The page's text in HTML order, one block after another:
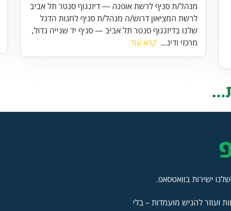
מנהל/ת סניף לרשת אופנה — דיזנגוף סנטר תל אביב
לרשת המציאון דרוש/ה מנהל/ת סניף לחנות הדגל
שלנו בדיזנגוף סנטר תל אביב — סניף יד שנייה גדול,
מרכזי ודינ... קרא עוד
ישירות בוואטסאפ.
ועוזר להגיש מועמדות – בלי